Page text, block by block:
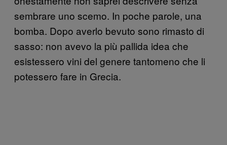
sembrare uno scemo. In poche parole, una
bomba. Dopo averlo bevuto sono rimasto di
sasso: non avevo la più pallida idea che
esistessero vini del genere tantomeno che li
potessero fare in Grecia.